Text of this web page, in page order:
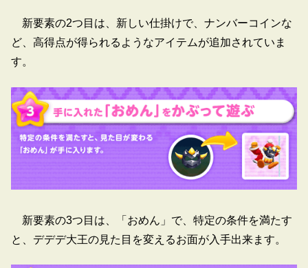
新要素の2つ目は、新しい仕掛けで、ナンバーコインな
ど、高得点が得られるようなアイテムが追加されていま
す。
新要素の3つ目は、「おめん」で、特定の条件を満たす
と、デデデ大王の見た目を変えるお面が入手出来ます。